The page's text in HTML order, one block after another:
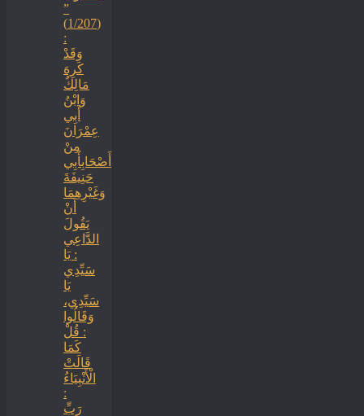
”
(1/207)
:
وَقَدْ
كَرِهَ
مَالِكٌ
وَابْنُ
أَبِي
عِمْرَانَ
مِنْ
أَصْحَابِأَبِي
حَنِيفَةَ
وَغَيْرِهِمَا
أَنْ
يَقُولَ
الدَّاعِي
: يَا
سَيِّدِي
يَا
سَيِّدِي،
وَقَالُوا
: قُلْ
كَمَا
قَالَتْ
الْأَنْبِيَاءُ
:
رَبِّ